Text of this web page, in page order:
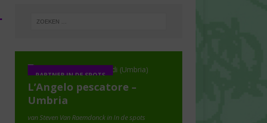
PARTNER IN DE SPOTS
L’Angelo pescatore –
Umbria
van Steven Van Raemdonck in In de spots